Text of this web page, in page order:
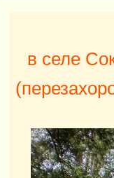
в селе